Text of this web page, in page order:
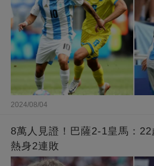
2024/08/04
8萬人見證！巴薩2-1皇馬：
熱身2連敗